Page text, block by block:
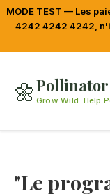
MODE TEST — Les
4242 4242 4242,
🌼Pollinator
Grow Wild. Help
"Le